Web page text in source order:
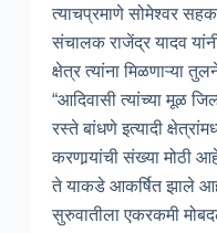
त्याचप्रमाणे सोमेश्वर
संचालक राजेंद्र यादव
क्षेत्र त्यांना मिळणाऱ्या
“आदिवासी त्यांच्या मूळ
रस्ते बांधणे इत्यादी
करणार्‍यांची संख्या मोठी
ते याकडे आकर्षित झाले
सुरुवातीला एकरकमी